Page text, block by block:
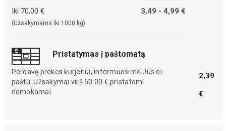
Iki 70,00 €
(Užsakymams iki 1000 kg)
3,49 - 4,99 €
Pristatymas į paštomatą
Perdavę prekes kurjeriui, informuosime Jus el.
paštu. Užsakymai virš 50.00 € pristatomi
nemokamai.
2,39
€